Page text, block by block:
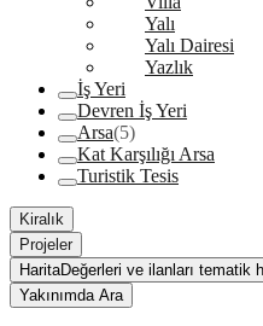
Yalı
Yalı Dairesi
Yazlık
İş Yeri
Devren İş Yeri
Arsa(5)
Kat Karşılığı Arsa
Turistik Tesis
Kiralık
Projeler
HaritaDeğerleri ve ilanları tematik
Yakınımda Ara